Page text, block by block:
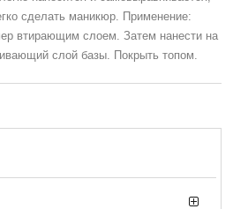
сделать маникюр. Применение:
втирающим слоем. Затем нанести на
слой базы. Покрыть топом.